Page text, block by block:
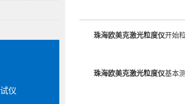
仪
珠海欧美克激光粒度仪开始
珠海欧美克激光粒度仪基本